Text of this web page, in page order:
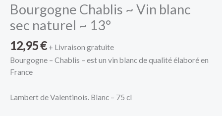
Bourgogne Chablis ~ Vin blanc
sec naturel ~ 13°
12,95€ + Livraison gratuite
Bourgogne – Chablis – est un vin blanc de qualité élaboré en
France
Lambert de Valentinois. Blanc – 75 cl